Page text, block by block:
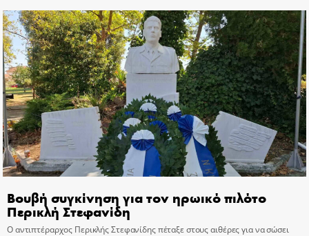
Βουβή συγκίνηση για τον ηρωικό πιλότο
Περικλή Στεφανίδη
Ο αντιπτέραρχος Περικλής Στεφανίδης πέταξε στους αιθέρες για να σώσει